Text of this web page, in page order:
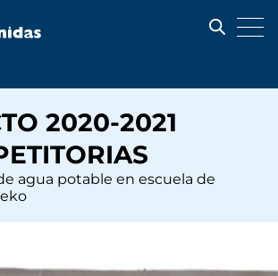
2020-2021
agua potable en escuela de